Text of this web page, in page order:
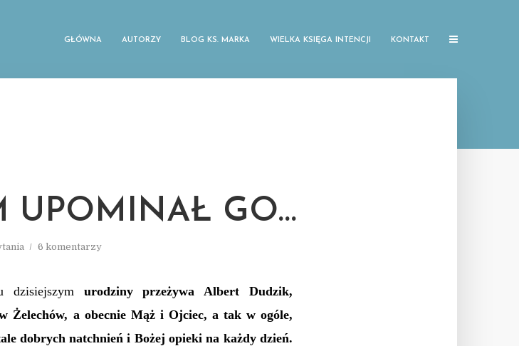
GŁÓWNA AUTORZY BLOG KS. MARKA WIELKA KSIĘGA INTENCJI KONTAKT
UPOMINAŁ GO…
6 komentarzy
dzisiejszym urodziny przeżywa Albert Dudzik,
Żelechów, a obecnie Mąż i Ojciec, a tak w ogóle,
dobrych natchnień i Bożej opieki na każdy dzień.